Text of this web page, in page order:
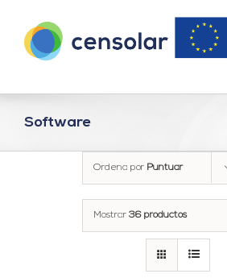
contenido
Software
Ordena por Puntuar
Mostrar 36 productos